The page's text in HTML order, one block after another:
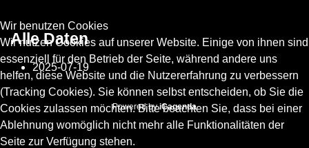
Alle Daten
2025-07-19
Powered byiCagenda
Wir benutzen Cookies
Wir nutzen Cookies auf unserer Website. Einige von ihnen sind
essenziell für den Betrieb der Seite, während andere uns
helfen, diese Website und die Nutzererfahrung zu verbessern
(Tracking Cookies). Sie können selbst entscheiden, ob Sie die
Cookies zulassen möchten. Bitte beachten Sie, dass bei einer
Ablehnung womöglich nicht mehr alle Funktionalitäten der
Seite zur Verfügung stehen.